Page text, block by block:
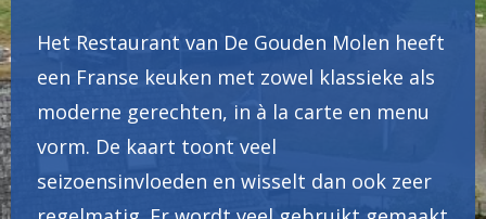
Het Restaurant van De Gouden Molen heeft
een Franse keuken met zowel klassieke als
moderne gerechten, in à la carte en menu
vorm. De kaart toont veel
seizoensinvloeden en wisselt dan ook zeer